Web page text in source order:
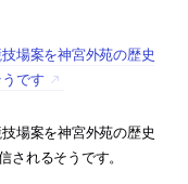
場案を神宮外苑の歴史
です
場案を神宮外苑の歴史
れるそうです。